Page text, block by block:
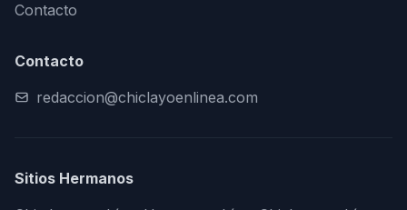
Contacto
Contacto
redaccion@chiclayoenlinea.com
Sitios Hermanos